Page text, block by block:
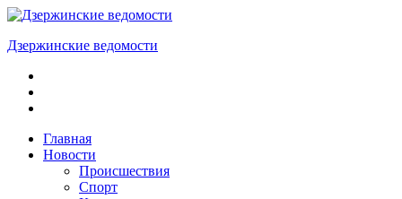
Skip
content
Дзержинские ведомости
ОБЩЕСТВЕННО-
ПОЛИТИЧЕСКАЯ
ГАЗЕТАГлавная
Новости
Происшествия
Спорт